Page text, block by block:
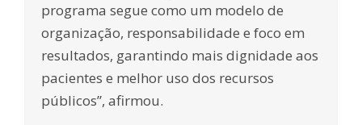
programa segue como um modelo de
organização, responsabilidade e foco em
resultados, garantindo mais dignidade aos
pacientes e melhor uso dos recursos
públicos”, afirmou.